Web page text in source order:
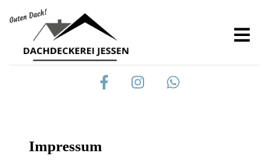
Impressum